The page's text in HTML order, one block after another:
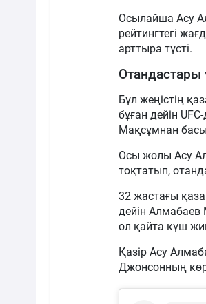
Осылайша Асу
рейтингтегі
арттыра түсті.
Бұл жеңістің
бұған дейін
Мақсұмнан
Осы жолы Асу
тоқтатып,
32 жастағы
дейін Алмабаев
ол қайта күш
Қазір Асу
Джонсонның